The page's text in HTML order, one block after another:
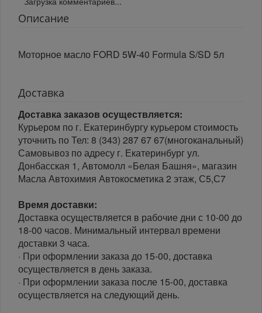
Описание
Моторное масло FORD 5W-40 Formula S/SD 5л
Доставка
Доставка заказов осуществляется:
Курьером по г. Екатеринбургу курьером стоимость
уточнить по Тел: 8 (343) 287 67 67(многоканальный)
Самовывоз по адресу г. Екатеринбург ул.
Донбасская 1, Автомолл «Белая Башня», магазин
Масла Автохимия Автокосметика 2 этаж, С5,С7
Время доставки:
Доставка осуществляется в рабочие дни с 10-00 до
18-00 часов. Минимальный интервал времени
доставки 3 часа.
· При оформлении заказа до 15-00, доставка
осуществляется в день заказа.
· При оформлении заказа после 15-00, доставка
осуществляется на следующий день.